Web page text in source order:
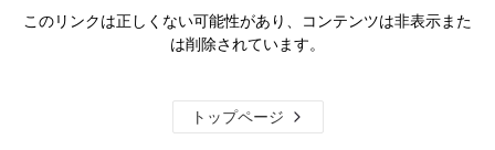
このリンクは正しくない可能性があり、コンテンツは非表示また
は削除されています。
トップページ